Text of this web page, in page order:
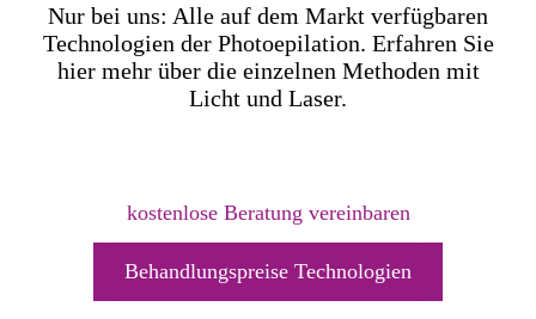
Nur bei uns: Alle auf dem Markt verfügbaren
Technologien der Photoepilation. Erfahren Sie
hier mehr über die einzelnen Methoden mit
Licht und Laser.
kostenlose Beratung vereinbaren
Behandlungspreise Technologien